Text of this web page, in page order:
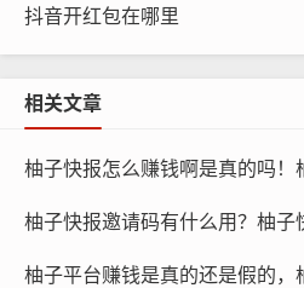
抖音开红包在哪里
相关文章
柚子快报怎么赚钱啊是真的吗！
柚子快报邀请码有什么用？柚子